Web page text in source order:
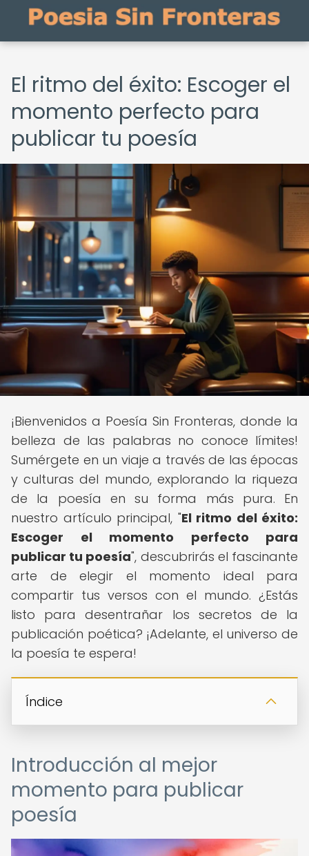
El ritmo del éxito: Escoger el
momento perfecto para
publicar tu poesía
¡Bienvenidos a Poesía Sin Fronteras, donde la
belleza de las palabras no conoce límites!
Sumérgete en un viaje a través de las épocas
y culturas del mundo, explorando la riqueza
de la poesía en su forma más pura. En
nuestro artículo principal, "El ritmo del éxito:
Escoger el momento perfecto para
publicar tu poesía", descubrirás el fascinante
arte de elegir el momento ideal para
compartir tus versos con el mundo. ¿Estás
listo para desentrañar los secretos de la
publicación poética? ¡Adelante, el universo de
la poesía te espera!
Índice
Introducción al mejor
momento para publicar
poesía